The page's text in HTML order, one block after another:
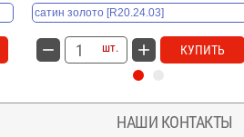
шт. КУПИТЬ
НАШИ КОНТАКТЫ